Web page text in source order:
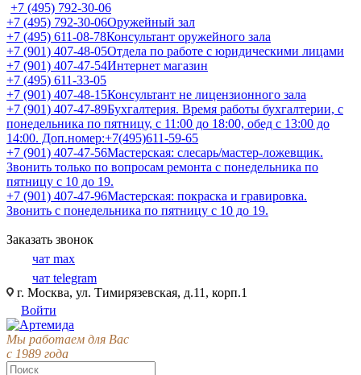
+7 (495) 792-30-06
+7 (495) 792-30-06Оружейный зал
+7 (495) 611-08-78Консультант оружейного зала
+7 (901) 407-48-05Отдела по работе с юридическими лицами
+7 (901) 407-47-54Интернет магазин
+7 (495) 611-33-05
+7 (901) 407-48-15Консультант не лицензионного зала
+7 (901) 407-47-89Бухгалтерия. Время работы бухгалтерии, с
понедельника по пятницу, с 11:00 до 18:00, обед с 13:00 до
14:00. Доп.номер:+7(495)611-59-65
+7 (901) 407-47-56Мастерская: слесарь/мастер-ложевщик.
Звонить только по вопросам ремонта с понедельника по
пятницу с 10 до 19.
+7 (901) 407-47-96Мастерская: покраска и гравировка.
Звонить с понедельника по пятницу с 10 до 19.
Заказать звонок
чат max
чат telegram
г. Москва, ул. Тимирязевская, д.11, корп.1
Войти
Мы работаем для Вас
с 1989 года